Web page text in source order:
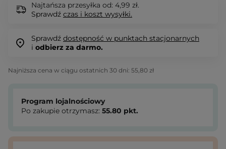
Najtańsza przesyłka od: 4,99 zł.
Sprawdź czas i koszt wysyłki.
Sprawdź dostępność w punktach stacjonarnych
i odbierz za darmo.
Najniższa cena w ciągu ostatnich 30 dni: 55,80 zł
Program lojalnościowy
Po zakupie otrzymasz: 55.80 pkt.